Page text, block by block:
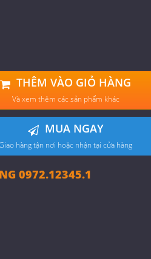
THÊM VÀO GIỎ HÀNG
Và xem thêm các sản phẩm khác
MUA NGAY
hàng tận nơi hoặc nhận tại cửa hàng
0972.12345.1